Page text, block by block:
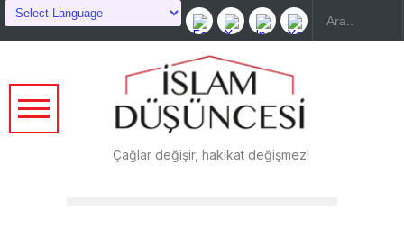
Çağlar değişir, hakikat değişmez!